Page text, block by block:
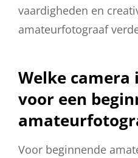
vaardigheden en
amateurfotograaf
Welke camera
voor een
Voor beginnende